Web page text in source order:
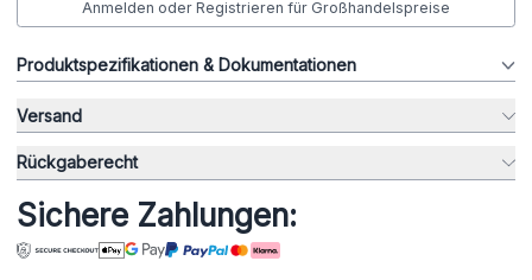
Anmelden oder Registrieren für Großhandelspreise
Produktspezifikationen & Dokumentationen
Versand
Rückgaberecht
Sichere Zahlungen: